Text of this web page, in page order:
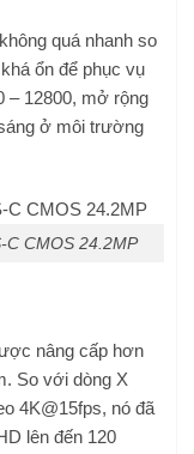
quá nhanh so
ổn để phục vụ
– 12800, mở rộng
ở môi trường
C CMOS 24.2MP
nâng cấp hơn
So với dòng X
4K@15fps, nó đã
lên đến 120